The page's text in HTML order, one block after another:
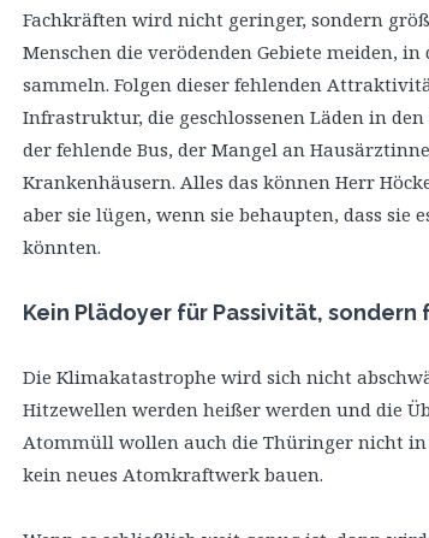
Fachkräften wird nicht geringer, sondern
Menschen die verödenden Gebiete meiden,
sammeln. Folgen dieser fehlenden
Infrastruktur, die geschlossenen Läden in
der fehlende Bus, der Mangel an
Krankenhäusern. Alles das können Herr
aber sie lügen, wenn sie behaupten, dass sie
könnten.
Kein Plädoyer für Passivität,
Die Klimakatastrophe wird sich nicht
Hitzewellen werden heißer werden und die
Atommüll wollen auch die Thüringer nicht
kein neues Atomkraftwerk bauen.